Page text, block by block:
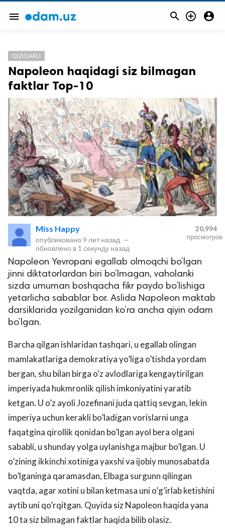
menu   
защищены.
QIZIQARLI
Napoleon haqidagi siz bilmagan
faktlar Top-10
Miss Happy
опубликовано 9 лет назад —
обновлено в 1 секунду назад
20,994
просмотров
Napoleon Yevropani egallab olmoqchi bo’lgan
jinni diktatorlardan biri bo’lmagan, vaholanki
sizda umuman boshqacha fikr paydo bo’lishiga
yetarlicha sabablar bor. Aslida Napoleon maktab
darsiklarida yozilganidan ko’ra ancha qiyin odam
bo’lgan.
Barcha qilgan ishlaridan tashqari, u egallab olingan
mamlakatlariga demokratiya yo’liga o’tishda yordam
bergan, shu bilan birga o’z avlodlariga kengaytirilgan
imperiyada hukmronlik qilish imkoniyatini yaratib
ketgan. U o’z ayoli Jozefinani juda qattiq sevgan, lekin
imperiya uchun kerakli bo’ladigan vorislarni unga
faqatgina qirollik qonidan bo’lgan ayol bera olgani
sababli, u shunday yolga uylanishga majbur bo’lgan. U
o’zining ikkinchi xotiniga yaxshi va ijobiy munosabatda
bo’lganinga qaramasdan, Elbaga surgunn qilingan
vaqtda, agar xotini u bilan ketmasa uni o’g’irlab ketishini
aytib uni qo’rqitgan. Quyida siz Napoleon haqida yana
10 ta siz bilmagan faktlar haqida bilib olasiz.